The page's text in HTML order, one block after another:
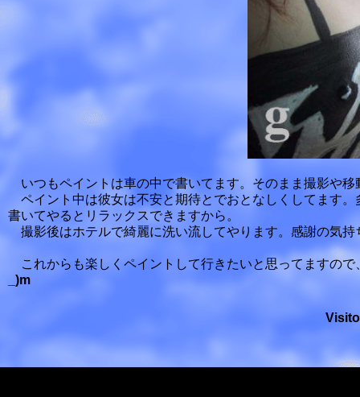
いつもペイントは車の中で書いてます。そのまま撮影や移
ペイント中は彼女は不安と期待とでおとなしくしてます
書いてやるとリラックスできますから。
撮影後はホテルで綺麗に洗い流してやります。感謝の気持
これからも楽しくペイントして行きたいと思ってますの
_)m